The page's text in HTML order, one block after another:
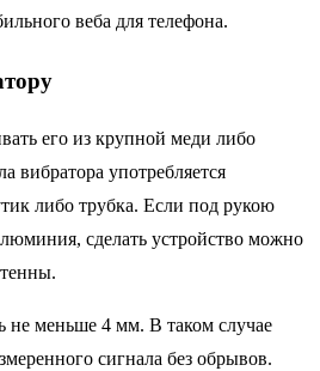
веба для телефона.
его из крупной меди либо
вибратора употребляется
либо трубка. Если под рукою
сделать устройство можно
не меньше 4 мм. В таком случае
сигнала без обрывов.